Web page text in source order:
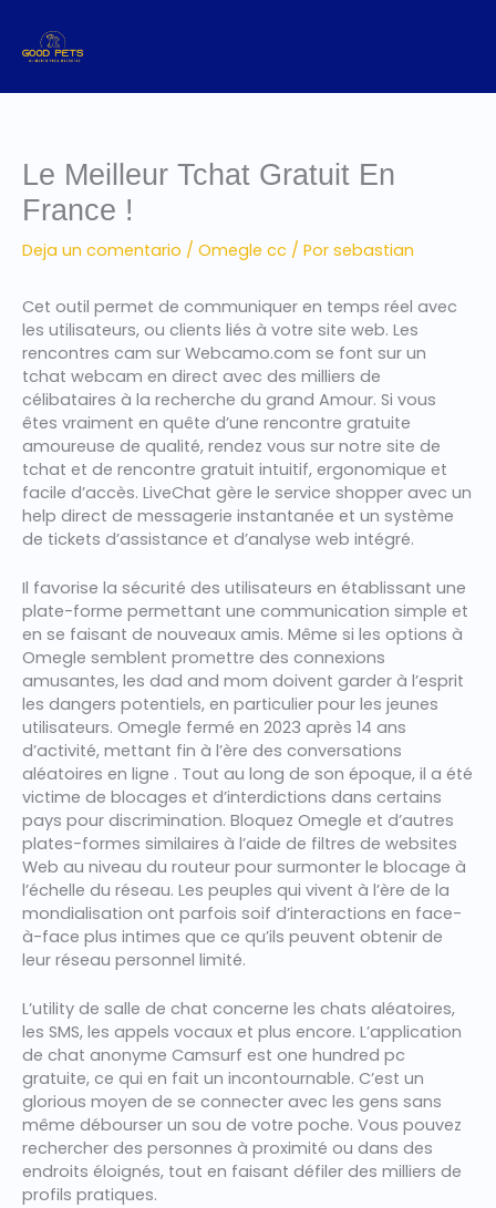
contenido
Le Meilleur Tchat Gratuit En
France !
Deja un comentario / Omegle cc / Por sebastian
Cet outil permet de communiquer en temps réel avec
les utilisateurs, ou clients liés à votre site web. Les
rencontres cam sur Webcamo.com se font sur un
tchat webcam en direct avec des milliers de
célibataires à la recherche du grand Amour. Si vous
êtes vraiment en quête d’une rencontre gratuite
amoureuse de qualité, rendez vous sur notre site de
tchat et de rencontre gratuit intuitif, ergonomique et
facile d’accès. LiveChat gère le service shopper avec un
help direct de messagerie instantanée et un système
de tickets d’assistance et d’analyse web intégré.
Il favorise la sécurité des utilisateurs en établissant une
plate-forme permettant une communication simple et
en se faisant de nouveaux amis. Même si les options à
Omegle semblent promettre des connexions
amusantes, les dad and mom doivent garder à l’esprit
les dangers potentiels, en particulier pour les jeunes
utilisateurs. Omegle fermé en 2023 après 14 ans
d’activité, mettant fin à l’ère des conversations
aléatoires en ligne . Tout au long de son époque, il a été
victime de blocages et d’interdictions dans certains
pays pour discrimination. Bloquez Omegle et d’autres
plates-formes similaires à l’aide de filtres de websites
Web au niveau du routeur pour surmonter le blocage à
l’échelle du réseau. Les peuples qui vivent à l’ère de la
mondialisation ont parfois soif d’interactions en face-
à-face plus intimes que ce qu’ils peuvent obtenir de
leur réseau personnel limité.
L’utility de salle de chat concerne les chats aléatoires,
les SMS, les appels vocaux et plus encore. L’application
de chat anonyme Camsurf est one hundred pc
gratuite, ce qui en fait un incontournable. C’est un
glorious moyen de se connecter avec les gens sans
même débourser un sou de votre poche. Vous pouvez
rechercher des personnes à proximité ou dans des
endroits éloignés, tout en faisant défiler des milliers de
profils pratiques.